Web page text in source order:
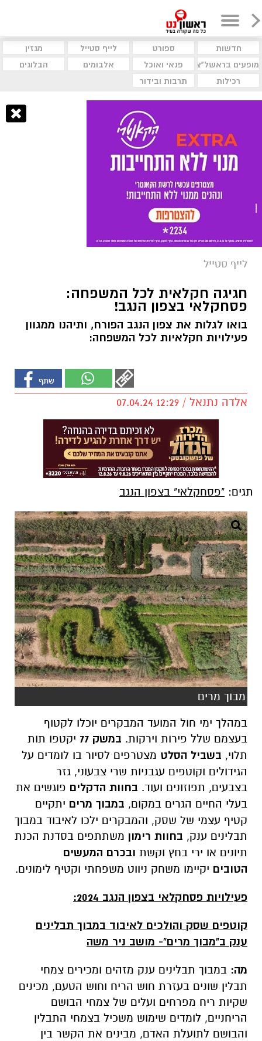
חדשות ספורט לייף סטייל
מגזין
מופעים בראשל"צ
פנאי ואוכל אלבומים
הבלוגים
רכילות
תרבות ובידור
לייף סטייל
חגיגה חקלאית לכל המשפחה:
פסחקלאי בצפון הנגב!
בואו לגלות את צפון הנגב הפורח, ותיהנו ממגוון
פעילויות חקלאיות לכל המשפחה:
אלדה נתנאל / 12:29 07.04.24
תגים: "פסחקלאי" בצפון הנגב
מבוך מרים
במהלך ימי חול המועד המבקרים יוכלו לקטוף
בעצמם שלל פירות וירקות. במשק 77
יקטפו תות
תלוי, בשביל הסלט מצטרפים לסיור בו לומדים על
הגידולים וקוטפים עגבניות שרי צבעוני, גזר
בצבעים, תפוזונים ועוד. בחוות הדקלים פוגשים את
בעלי החיים הגרים במקום, במבוך מרים יתקיים
קטיף עצמי של שסק, והמבקרים ילכו לאיבוד במבוך
תבלינים ענק, בחוות רימון משתתפים בסדנת הכנת
תיונים או ירי בחץ וקשת ובכרם המעשים
הטובים יקיימו משחק ניווט משפחתי וקטיף לימונים.
פעילויות פסחקלאי בצפון הנגב 2024:
קוטפים שסק והולכים לאיבוד במבוך תבלינים
ענק ב"מבוך מרים"- מושב ניר משה
מה: במבוך תבלינים ענק מזהים ומכירים צמחי
תבלין שונים בעזרת חוש הריח וחוש הטעם, מכינים
שקיות ריח מפרחים ועלים של צמחי הבושם
הריחניים, לומדים שימוש משכיל בצמחי התבלין
והבושם לתועלת האדם, מבינים את הקשר בין